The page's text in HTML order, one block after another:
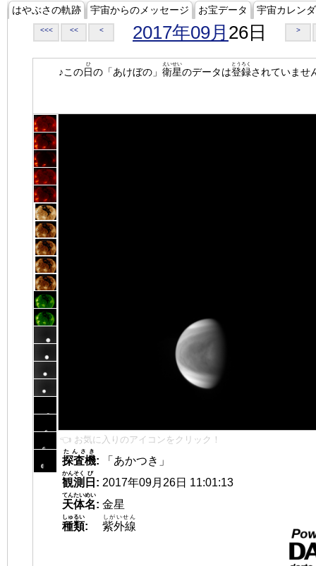
はやぶさの軌跡 宇宙からのメッセージ お宝データ 宇宙カレン
<<< << < 2017年09月 26日 >
♪この日
ひ
の「あけぼの」 衛星
えいせい
のデータは登録
とうろく
されていませ
👈 お気に入りのアイコンをクリック！
探査機
たんさき
:
「あかつき」
観測
かんそく
日
び
: 2017年09月26日 11:01:13
天体名
てんたいめい
: 金星
種類
しゅるい
: 紫外線
しがいせん